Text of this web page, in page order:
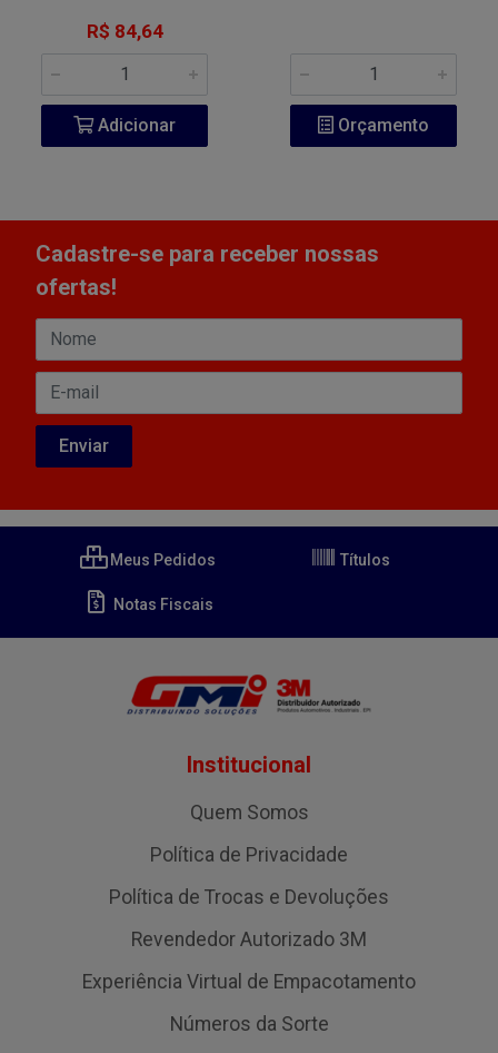
R$ 84,64
Adicionar Orçamento
Cadastre-se para receber nossas
ofertas!
Meus Pedidos Títulos
Notas Fiscais
Institucional
Quem Somos
Política de Privacidade
Política de Trocas e Devoluções
Revendedor Autorizado 3M
Experiência Virtual de Empacotamento
Números da Sorte